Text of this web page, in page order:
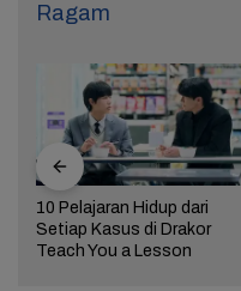
Ragam
10 Pelajaran Hidup dari
Setiap Kasus di Drakor
Teach You a Lesson